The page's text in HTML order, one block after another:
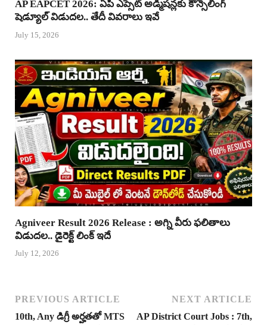
AP EAPCET 2026: ఏపీ ఎప్సెట్ అడ్మిషన్లకు కౌన్సెలింగ్
షెడ్యూల్ విడుదల.. తేదీ వివరాలు ఇవే
July 15, 2026
Agniveer Result 2026 Release : అగ్ని వీరు ఫలితాలు
విడుదల.. డైరెక్ట్ లింక్ ఇదే
July 12, 2026
PREVIOUS ARTICLE
10th, Any డిగ్రీ అర్హతతో MTS
NEXT ARTICLE
AP District Court Jobs : 7th,